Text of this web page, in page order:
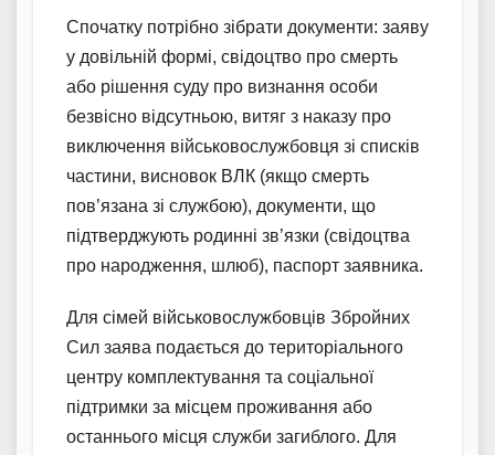
Спочатку потрібно зібрати документи: заяву
у довільній формі, свідоцтво про смерть
або рішення суду про визнання особи
безвісно відсутньою, витяг з наказу про
виключення військовослужбовця зі списків
частини, висновок ВЛК (якщо смерть
пов’язана зі службою), документи, що
підтверджують родинні зв’язки (свідоцтва
про народження, шлюб), паспорт заявника.
Для сімей військовослужбовців Збройних
Сил заява подається до територіального
центру комплектування та соціальної
підтримки за місцем проживання або
останнього місця служби загиблого. Для